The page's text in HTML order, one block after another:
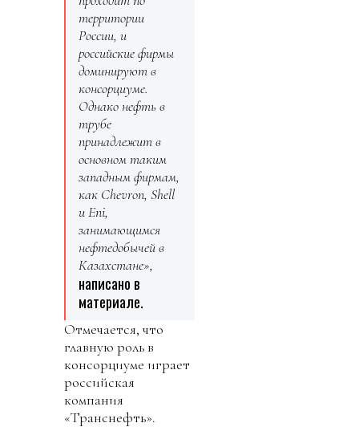
территории
России, и
российские фирмы
доминируют в
консорциуме.
Однако нефть в
трубе
принадлежит в
основном таким
западным фирмам,
как Chevron, Shell
и Eni,
занимающимся
нефтедобычей в
Казахстане»,
написано в
материале.
Отмечается, что
главную роль в
консорциуме играет
российская
компания
«Транснефть».